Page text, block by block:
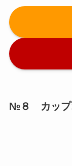
№８ カップ